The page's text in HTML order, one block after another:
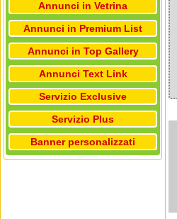
Annunci in Vetrina
Annunci in Premium List
Annunci in Top Gallery
Annunci Text Link
Servizio Exclusive
Servizio Plus
Banner personalizzati